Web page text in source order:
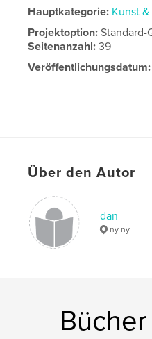
Hauptkategorie: Kunst
Projektoption:Standard-
Seitenanzahl:39
Veröffentlichungsdatum:
Über den Autor
dan
ny ny